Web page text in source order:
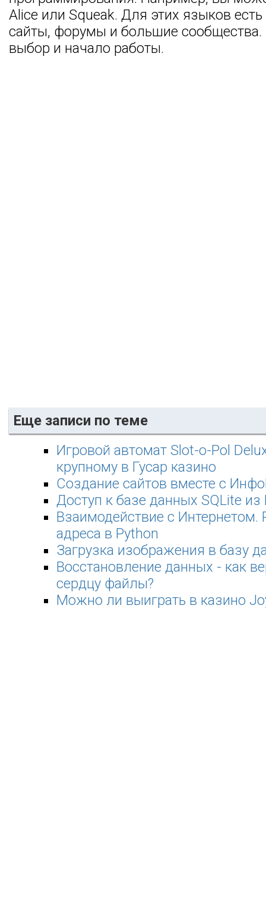
Alice или Squeak. Для этих языков
сайты, форумы и большие
выбор и начало работы.
Еще записи по теме
Игровой автомат Slot-o-Pol
крупному в Гусар казино
Создание сайтов вместе с
Доступ к базе данных SQLite из
Взаимодействие с Интернетом.
адреса в Python
Загрузка изображения в базу
Восстановление данных - как
сердцу файлы?
Можно ли выиграть в казино